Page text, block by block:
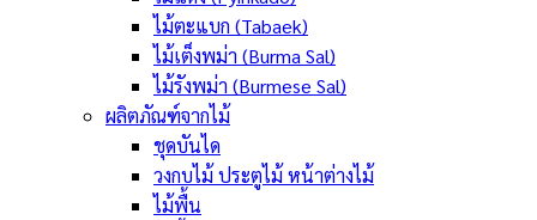
ไม้ตะแบก (Tabaek)
ไม้เต็งพม่า (Burma Sal)
ไม้รังพม่า (Burmese Sal)
ผลิตภัณฑ์จากไม้
ชุดบันได
วงกบไม้ ประตูไม้ หน้าต่างไม้
ไม้พื้น